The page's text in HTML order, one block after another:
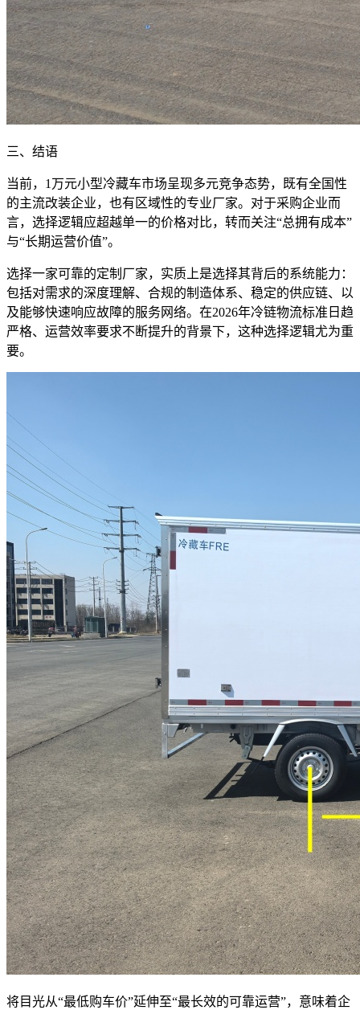
三、结语
当前，1万元小型冷藏车市场呈现多元竞争态势，既有全国性
的主流改装企业，也有区域性的专业厂家。对于采购企业而
言，选择逻辑应超越单一的价格对比，转而关注“总拥有成本”
与“长期运营价值”。
选择一家可靠的定制厂家，实质上是选择其背后的系统能力：
包括对需求的深度理解、合规的制造体系、稳定的供应链、以
及能够快速响应故障的服务网络。在2026年冷链物流标准日趋
严格、运营效率要求不断提升的背景下，这种选择逻辑尤为重
要。
将目光从“最低购车价”延伸至“最长效的可靠运营”，意味着企